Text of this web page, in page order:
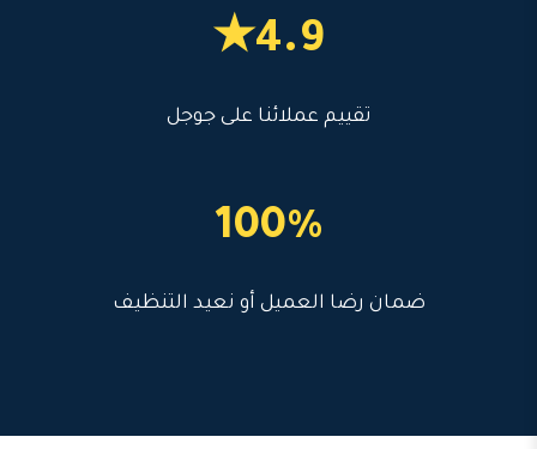
4.9★
تقييم عملائنا على جوجل
100%
ضمان رضا العميل أو نعيد التنظيف